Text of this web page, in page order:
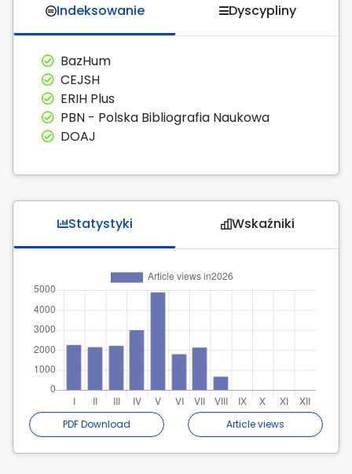
Indeksowanie Dyscypliny
BazHum
CEJSH
ERIH Plus
PBN - Polska Bibliografia Naukowa
DOAJ
Statystyki Wskaźniki
PDF Download Article views